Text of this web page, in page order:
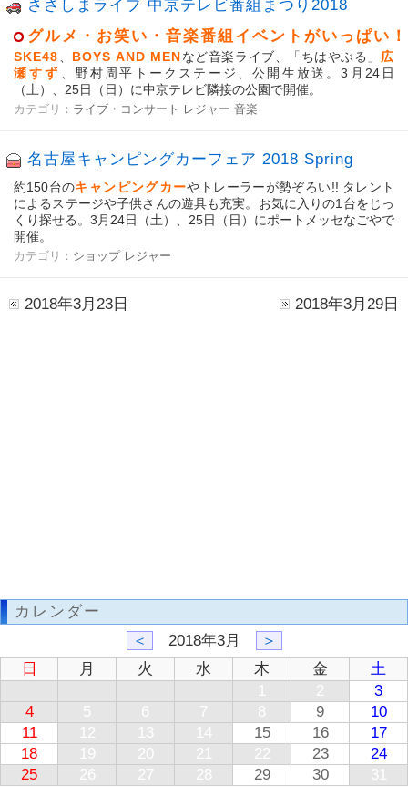
ささしまライブ 中京テレビ番組まつり2018
グルメ・お笑い・音楽番組イベントがいっぱい！
SKE48 BOYS AND MENなど音楽ライブ、「ちはやぶる」 広
瀬すず
、野村周平トークステージ、公開生放送。3月24日
（土）、25日（日）に中京テレビ隣接の公園で開催。
カテゴリ： ライブ・コンサート レジャー 音楽
名古屋キャンピングカーフェア 2018 Spring
約150台のキャンピングカーやトレーラーが勢ぞろい!! タレント
によるステージや子供さんの遊具も充実。お気に入りの1台をじっ
くり探せる。3月24日（土）、25日（日）にポートメッセなごやで
開催。
カテゴリ： ショップ レジャー
2018年3月23日 2018年3月29日
カレンダー
＜
2018年3月
＞
日
月 火 水 木 金
土
1
2
3
4
5 6 7 8 9
10
11
12 13 14 15 16
17
18
19 20 21 22 23
24
25
26 27 28 29 30
31